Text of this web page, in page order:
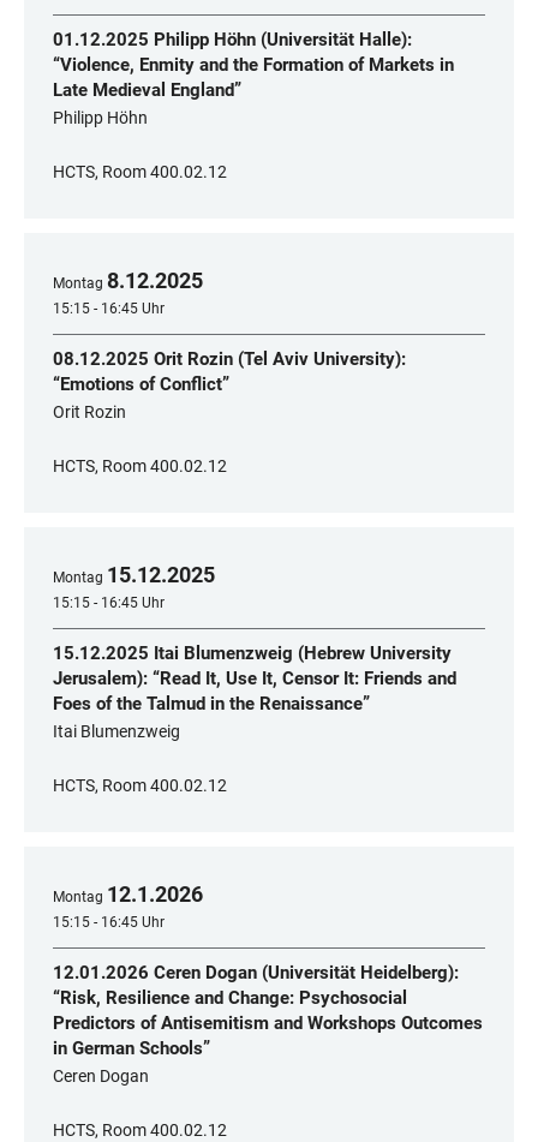
01.12.2025 Philipp Höhn (Universität Halle):
“Violence, Enmity and the Formation of Markets in
Late Medieval England”
Philipp Höhn
HCTS, Room 400.02.12
Montag 8.12.2025
15:15 - 16:45 Uhr
08.12.2025 Orit Rozin (Tel Aviv University):
“Emotions of Conflict”
Orit Rozin
HCTS, Room 400.02.12
Montag 15.12.2025
15:15 - 16:45 Uhr
15.12.2025 Itai Blumenzweig (Hebrew University
Jerusalem): “Read It, Use It, Censor It: Friends and
Foes of the Talmud in the Renaissance”
Itai Blumenzweig
HCTS, Room 400.02.12
Montag 12.1.2026
15:15 - 16:45 Uhr
12.01.2026 Ceren Dogan (Universität Heidelberg):
“Risk, Resilience and Change: Psychosocial
Predictors of Antisemitism and Workshops Outcomes
in German Schools”
Ceren Dogan
HCTS, Room 400.02.12